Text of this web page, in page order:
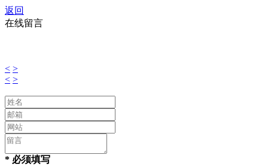
返回
在线留言
< >
< >
* 必须填写